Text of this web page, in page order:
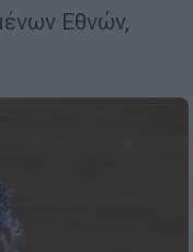
Εθνών,